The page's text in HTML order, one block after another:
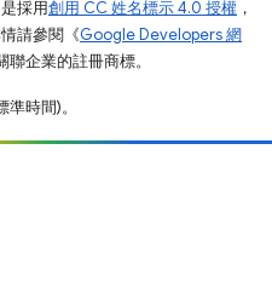
採用創用 CC 姓名標示 4.0 授權 ，
請參閱《Google Developers 網
企業的註冊商標。
時間)。